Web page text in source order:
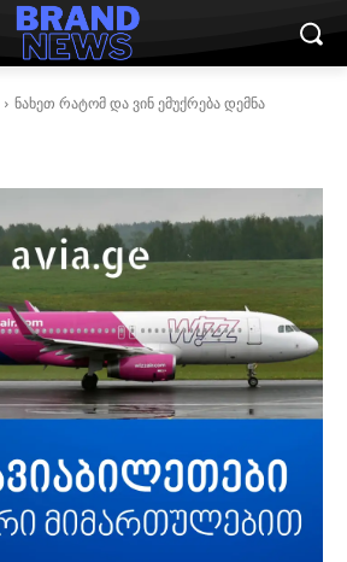
ნახეთ რატომ და ვინ ემუქრება დემნა